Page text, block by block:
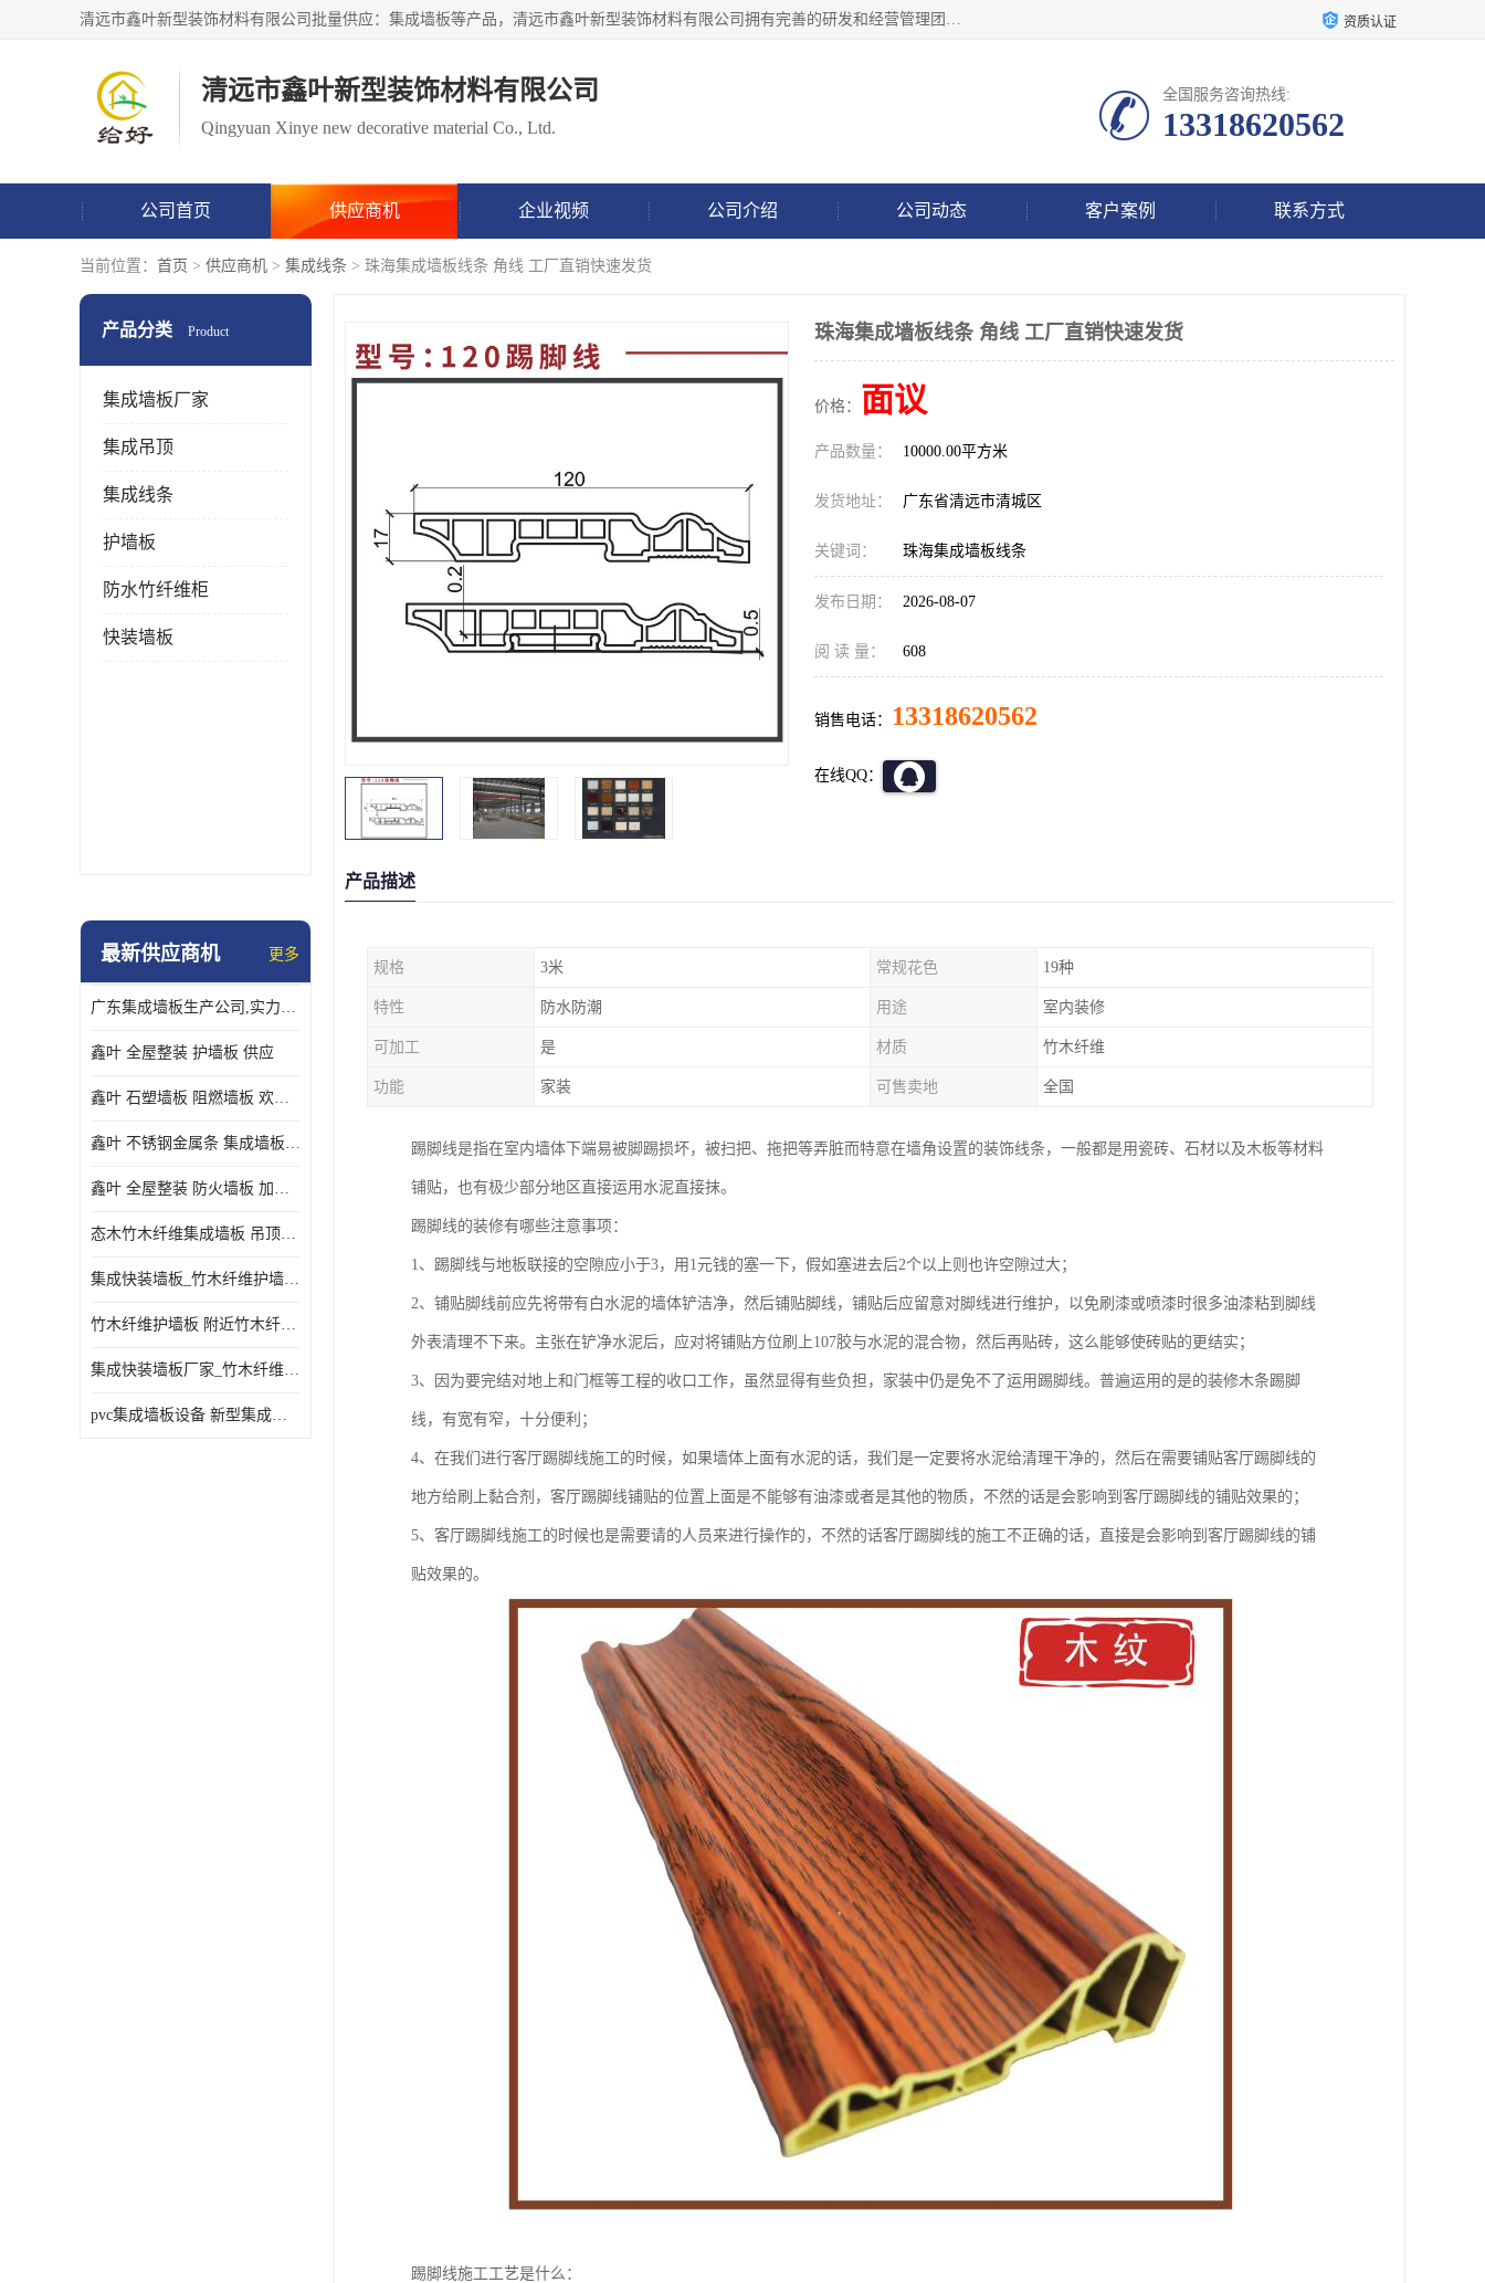
清远市鑫叶新型装饰材料有限公司批量供应：集成墙板等产品，清远市鑫叶新型装饰材料有限公司拥有完善的研发和经营管理团队，取得有70多项证书。不断让研发科技成果惠及全人类，用新材料保护自然资源，让人类生活居住健康与自然发展相和谐。全国统一热线电话：*。 资质认证
清远市鑫叶新型装饰材料有限公司
Qingyuan Xinye new decorative material Co., Ltd.
全国服务咨询热线:
13318620562
公司首页 供应商机 企业视频 公司介绍 公司动态 客户案例 联系方式
当前位置： 首页 > 供应商机 > 集成线条 > 珠海集成墙板线条 角线 工厂直销快速发货
产品分类 Product
集成墙板厂家
集成吊顶
集成线条
护墙板
防水竹纤维柜
快装墙板
最新供应商机 更多
广东集成墙板生产公司,实力厂家-配送+设计+安装-没中间商
鑫叶 全屋整装 护墙板 供应
鑫叶 石塑墙板 阻燃墙板 欢迎选购
鑫叶 不锈钢金属条 集成墙板阴角线 欢迎选购
鑫叶 全屋整装 防火墙板 加工定制
态木竹木纤维集成墙板 吊顶板材 扣板快装 护墙板
集成快装墙板_竹木纤维护墙板厂家_竹木纤维集成墙板厂家
竹木纤维护墙板 附近竹木纤维集成墙板厂
集成快装墙板厂家_竹木纤维护墙板厂家_竹木纤维集成墙板厂家
pvc集成墙板设备 新型集成墙板 厂家供应
珠海集成墙板线条 角线 工厂直销快速发货
价格： 面议
产品数量： 10000.00平方米
发货地址： 广东省清远市清城区
关键词： 珠海集成墙板线条
发布日期： 2026-08-07
阅 读 量： 608
销售电话： 13318620562
在线QQ：
产品描述
规格 3米 常规花色 19种
特性 防水防潮 用途 室内装修
可加工 是 材质 竹木纤维
功能 家装 可售卖地 全国
踢脚线是指在室内墙体下端易被脚踢损坏，被扫把、拖把等弄脏而特意在墙角设置的装饰线条，一般都是用瓷砖、石材以及木板等材料
铺贴，也有极少部分地区直接运用水泥直接抹。
踢脚线的装修有哪些注意事项：
1、踢脚线与地板联接的空隙应小于3，用1元钱的塞一下，假如塞进去后2个以上则也许空隙过大；
2、铺贴脚线前应先将带有白水泥的墙体铲洁净，然后铺贴脚线，铺贴后应留意对脚线进行维护，以免刷漆或喷漆时很多油漆粘到脚线
外表清理不下来。主张在铲净水泥后，应对将铺贴方位刷上107胶与水泥的混合物，然后再贴砖，这么能够使砖贴的更结实；
3、因为要完结对地上和门框等工程的收口工作，虽然显得有些负担，家装中仍是免不了运用踢脚线。普遍运用的是的装修木条踢脚
线，有宽有窄，十分便利；
4、在我们进行客厅踢脚线施工的时候，如果墙体上面有水泥的话，我们是一定要将水泥给清理干净的，然后在需要铺贴客厅踢脚线的
地方给刷上黏合剂，客厅踢脚线铺贴的位置上面是不能够有油漆或者是其他的物质，不然的话是会影响到客厅踢脚线的铺贴效果的；
5、客厅踢脚线施工的时候也是需要请的人员来进行操作的，不然的话客厅踢脚线的施工不正确的话，直接是会影响到客厅踢脚线的铺
贴效果的。
踢脚线施工工艺是什么：